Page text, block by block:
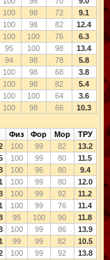
100 98 72
9.1
100 98 82
12.4
100 100 76
6.3
95 100 98
13.4
94 98 78
5.8
100 98 68
3.8
100 98 82
5.4
100 100 64
3.6
100 98 66 10.3
Физ Фор Мор
ТРУ
100 99 82
13.2
100 99 80
11.5
100 96 80
9.4
100 99 80
12.0
100 99 92
11.2
100 99 76
11.4
95 100 90
11.8
100 99 86
13.9
99 99 82
10.5
100 99 92
13.8